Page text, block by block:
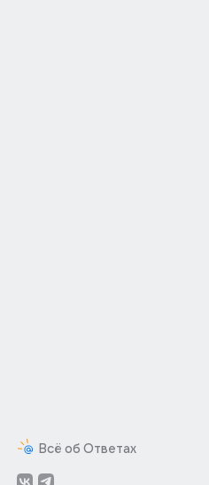
Всё об Ответах